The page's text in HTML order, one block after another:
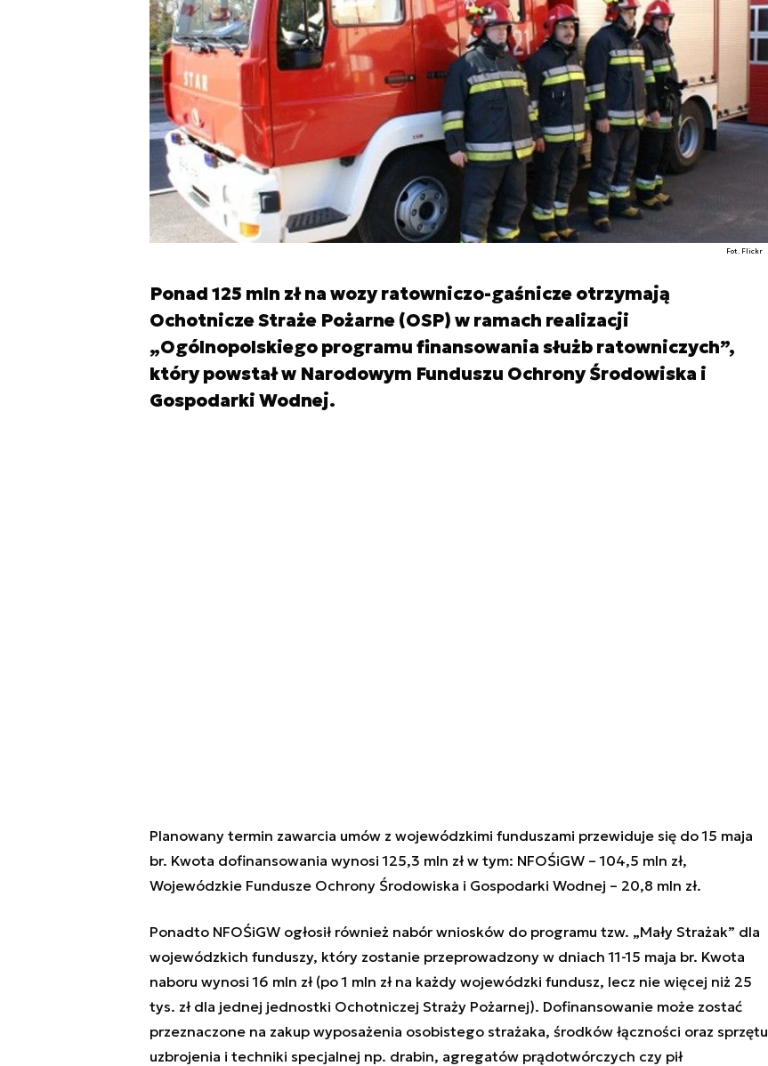
Fot. Flickr
Ponad 125 mln zł na wozy ratowniczo-gaśnicze otrzymają
Ochotnicze Straże Pożarne (OSP) w ramach realizacji
„Ogólnopolskiego programu finansowania służb ratowniczych”,
który powstał w Narodowym Funduszu Ochrony Środowiska i
Gospodarki Wodnej.
Planowany termin zawarcia umów z wojewódzkimi funduszami przewiduje się do 15 maja
br. Kwota dofinansowania wynosi 125,3 mln zł w tym: NFOŚiGW – 104,5 mln zł,
Wojewódzkie Fundusze Ochrony Środowiska i Gospodarki Wodnej – 20,8 mln zł.
Ponadto NFOŚiGW ogłosił również nabór wniosków do programu tzw. „Mały Strażak” dla
wojewódzkich funduszy, który zostanie przeprowadzony w dniach 11-15 maja br. Kwota
naboru wynosi 16 mln zł (po 1 mln zł na każdy wojewódzki fundusz, lecz nie więcej niż 25
tys. zł dla jednej jednostki Ochotniczej Straży Pożarnej). Dofinansowanie może zostać
przeznaczone na zakup wyposażenia osobistego strażaka, środków łączności oraz sprzętu
uzbrojenia i techniki specjalnej np. drabin, agregatów prądotwórczych czy pił